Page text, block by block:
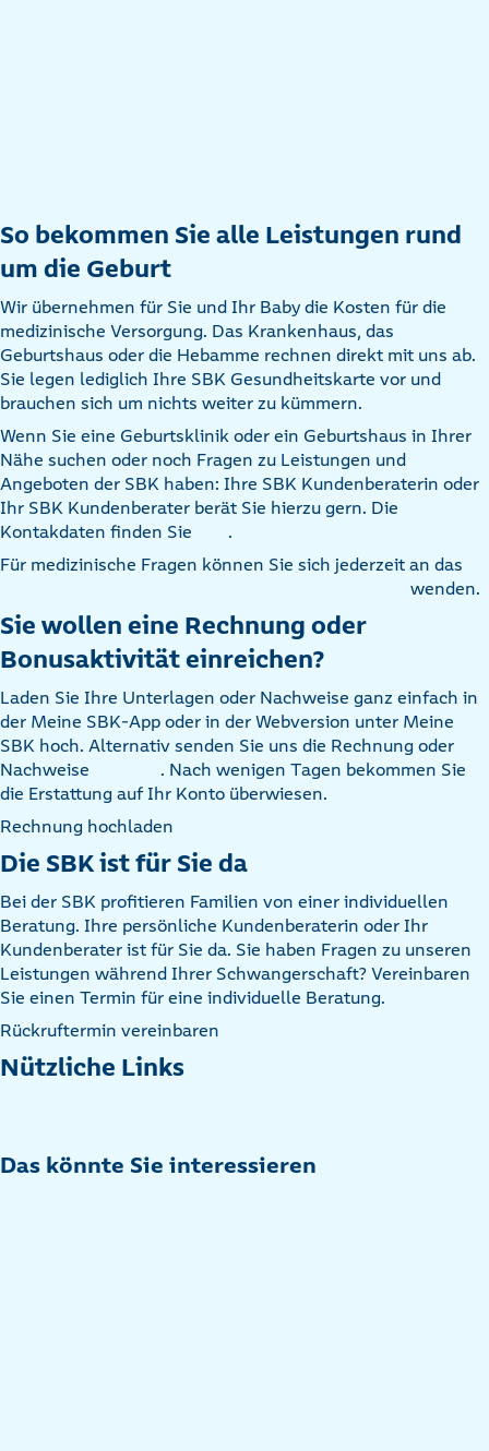
So bekommen Sie alle Leistungen rund
um die Geburt
Wir übernehmen für Sie und Ihr Baby die Kosten für die
medizinische Versorgung. Das Krankenhaus, das
Geburtshaus oder die Hebamme rechnen direkt mit uns ab.
Sie legen lediglich Ihre SBK Gesundheitskarte vor und
brauchen sich um nichts weiter zu kümmern.
Wenn Sie eine Geburtsklinik oder ein Geburtshaus in Ihrer
Nähe suchen oder noch Fragen zu Leistungen und
Angeboten der SBK haben: Ihre SBK Kundenberaterin oder
Ihr SBK Kundenberater berät Sie hierzu gern. Die
Kontakdaten finden Sie
.
Für medizinische Fragen können Sie sich jederzeit an das
wenden.
Sie wollen eine Rechnung oder
Bonusaktivität einreichen?
Laden Sie Ihre Unterlagen oder Nachweise ganz einfach in
der Meine SBK-App oder in der Webversion unter Meine
SBK hoch. Alternativ senden Sie uns die Rechnung oder
Nachweise
. Nach wenigen Tagen bekommen Sie
die Erstattung auf Ihr Konto überwiesen.
Rechnung hochladen
Die SBK ist für Sie da
Bei der SBK profitieren Familien von einer individuellen
Beratung. Ihre persönliche Kundenberaterin oder Ihr
Kundenberater ist für Sie da. Sie haben Fragen zu unseren
Leistungen während Ihrer Schwangerschaft? Vereinbaren
Sie einen Termin für eine individuelle Beratung.
Rückruftermin vereinbaren
Nützliche Links
Das könnte Sie interessieren